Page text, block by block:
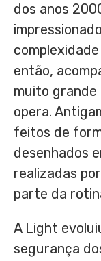
dos anos
então,
muito grande
opera.
feitos de
desenhados
realizadas
parte da
A Light
segurança